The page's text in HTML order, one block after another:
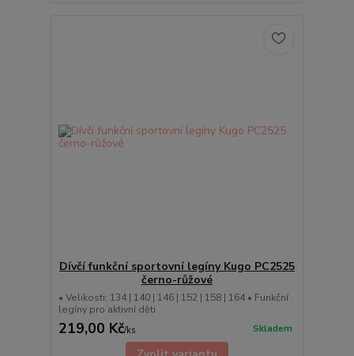
Dívčí funkční sportovní legíny Kugo PC2525
černo-růžové
• Velikosti: 134 | 140 | 146 | 152 | 158 | 164 • Funkční
legíny pro aktivní děti
219,00 Kč/ks Skladem